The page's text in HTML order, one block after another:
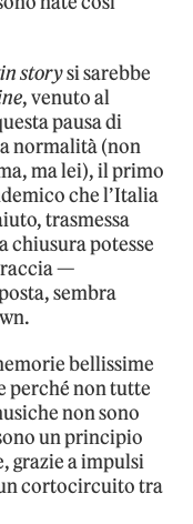
storysi sarebbe
, venuto al
pausa di
normalità (non
ma lei), il primo
che l’Italia
trasmessa
chiusura potesse
—
sembra
bellissime
perché non tutte
non sono
un principio
grazie a impulsi
cortocircuito tra